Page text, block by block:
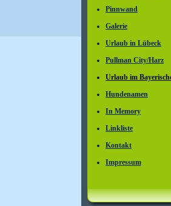
Pinnwand
Galerie
Urlaub in Lübeck
Pullman City/Harz
Urlaub im
Hundenamen
In Memory
Linkliste
Kontakt
Impressum